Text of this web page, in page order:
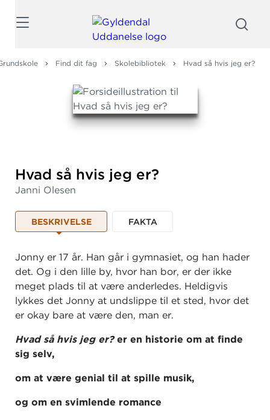
Find dit fag Skolebibliotek Hvad så hvis jeg er?
Hvad så hvis jeg er?
Janni Olesen
BESKRIVELSE FAKTA
Jonny er 17 år. Han går i gymnasiet, og han hader
det. Og i den lille by, hvor han bor, er der ikke
meget plads til at være anderledes. Heldigvis
lykkes det Jonny at undslippe til et sted, hvor det
er okay bare at være den, man er.
Hvad så hvis jeg er?er en historie om at finde
sig selv,
om at være genial til at spille musik,
og om en svimlende romance